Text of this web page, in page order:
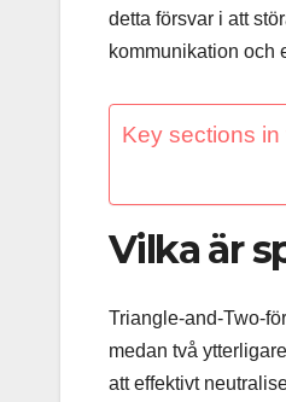
detta försvar i att
kommunikation och
Key sections in
Vilka är
Triangle-and-Two-
medan två
att effektivt